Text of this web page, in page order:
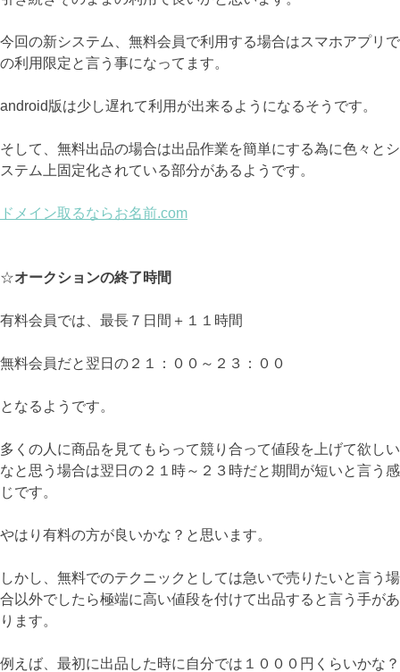
今回の新システム、無料会員で利用する場合はスマホアプリで
の利用限定と言う事になってます。
android版は少し遅れて利用が出来るようになるそうです。
そして、無料出品の場合は出品作業を簡単にする為に色々とシ
ステム上固定化されている部分があるようです。
ドメイン取るならお名前.com
☆オークションの終了時間
有料会員では、最長７日間＋１１時間
無料会員だと翌日の２１：００～２３：００
となるようです。
多くの人に商品を見てもらって競り合って値段を上げて欲しい
なと思う場合は翌日の２１時～２３時だと期間が短いと言う感
じです。
やはり有料の方が良いかな？と思います。
しかし、無料でのテクニックとしては急いで売りたいと言う場
合以外でしたら極端に高い値段を付けて出品すると言う手があ
ります。
例えば、最初に出品した時に自分では１０００円くらいかな？